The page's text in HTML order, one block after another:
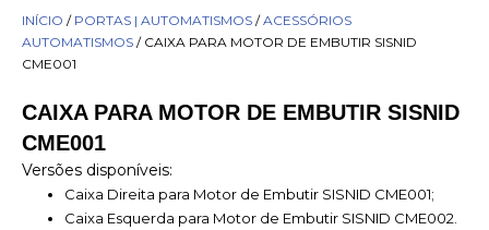
INÍCIO / PORTAS | AUTOMATISMOS /ACESSÓRIOS
AUTOMATISMOS / CAIXA PARA MOTOR DE EMBUTIR SISNID
CME001
CAIXA PARA MOTOR DE EMBUTIR SISNID
CME001
Versões disponíveis:
Caixa Direita para Motor de Embutir SISNID CME001;
Caixa Esquerda para Motor de Embutir SISNID CME002.